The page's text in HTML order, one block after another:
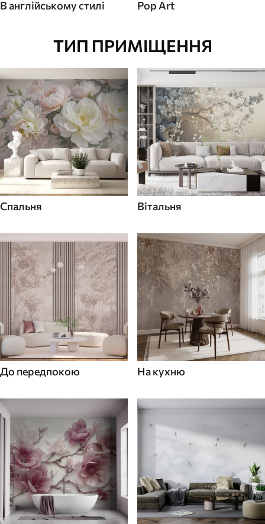
В англійському стилі Pop Art
ТИП ПРИМІЩЕННЯ
Спальня Вітальня
До передпокою На кухню